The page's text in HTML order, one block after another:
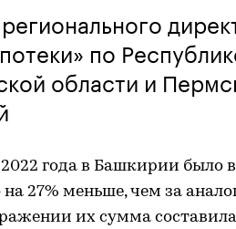
по
области и
2022 года в Башкирии было
на 27% меньше, чем за
их сумма составила